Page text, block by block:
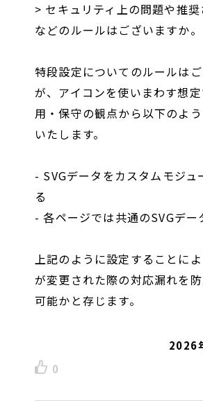
> セキュリティ上の問題や推
などのルールはございますか。
特段設定についてのルールは
が、アイコンを使いまわす想
用・保守の観点から以下のよ
いたします。
- SVGデータをカスタムモジュ
る
- 各ページでは共通のSVGデー
上記のように設定することに
が変更された際の対応漏れを
可能かと存じます。
0
2026